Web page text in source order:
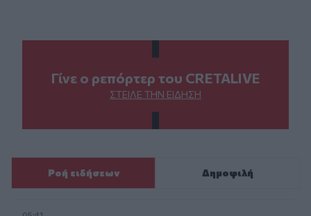
Γίνε ο ρεπόρτερ του CRETALIVE
ΣΤΕΊΛΕ ΤΗΝ ΕΊΔΗΣΗ
Ροή ειδήσεων Δημοφιλή